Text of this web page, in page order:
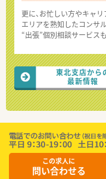
更に、お忙しい方やキャ
エリアを熟知したコンサ
“出張”個別相談サービス
東北支店から
最新情報
この求人に
問い合わせる